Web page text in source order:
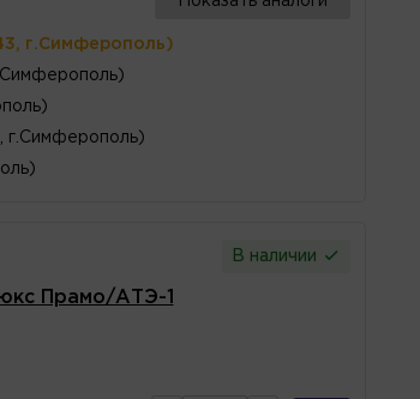
г.Симферополь)
г.Симферополь)
В наличии
Прамо/АТЭ-1